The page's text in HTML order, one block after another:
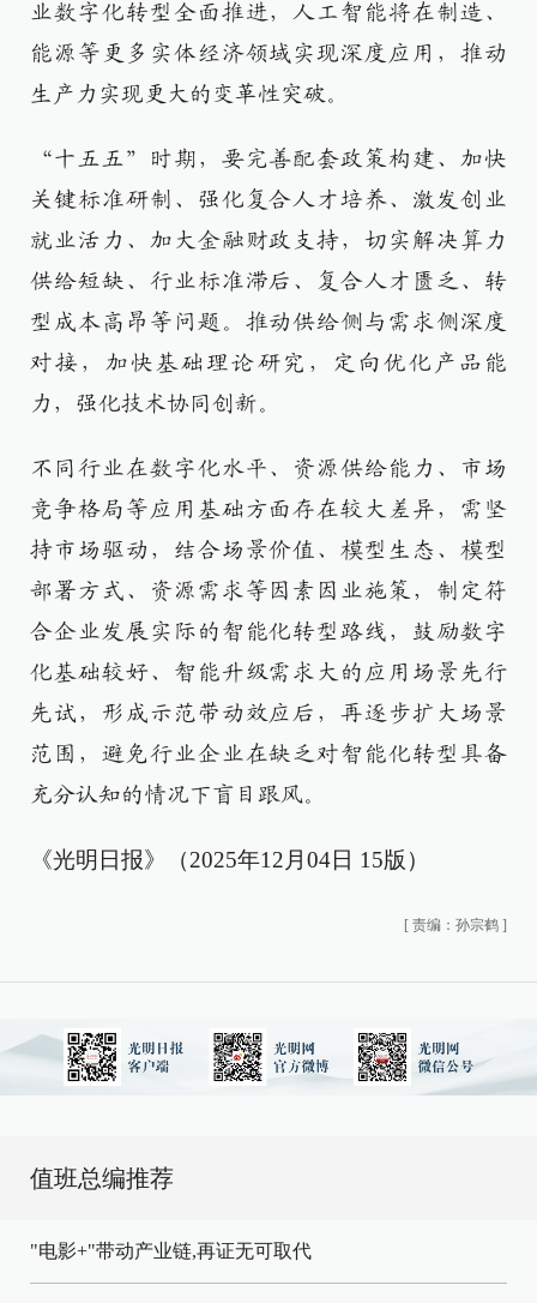
业数字化转型全面推进，人工智能将在制造、
能源等更多实体经济领域实现深度应用，推动
生产力实现更大的变革性突破。
“十五五”时期，要完善配套政策构建、加快
关键标准研制、强化复合人才培养、激发创业
就业活力、加大金融财政支持，切实解决算力
供给短缺、行业标准滞后、复合人才匮乏、转
型成本高昂等问题。推动供给侧与需求侧深度
对接，加快基础理论研究，定向优化产品能
力，强化技术协同创新。
不同行业在数字化水平、资源供给能力、市场
竞争格局等应用基础方面存在较大差异，需坚
持市场驱动，结合场景价值、模型生态、模型
部署方式、资源需求等因素因业施策，制定符
合企业发展实际的智能化转型路线，鼓励数字
化基础较好、智能升级需求大的应用场景先行
先试，形成示范带动效应后，再逐步扩大场景
范围，避免行业企业在缺乏对智能化转型具备
充分认知的情况下盲目跟风。
《光明日报》（2025年12月04日 15版）
[ 责编：孙宗鹤 ]
值班总编推荐
"电影+"带动产业链,再证无可取代